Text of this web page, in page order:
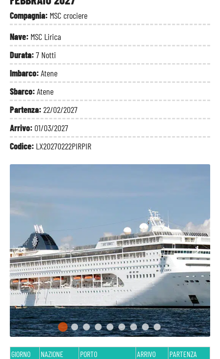
Compagnia: MSC crociere
Nave: MSC Lirica
Durata:7 Notti
Imbarco:Atene
Sbarco:Atene
Partenza:22/02/2027
Arrivo: 01/03/2027
Codice: LX20270222PIRPIR
GIORNO NAZIONE PORTO ARRIVO PARTENZA